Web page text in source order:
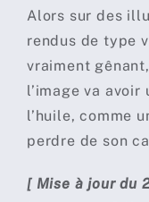
Alors sur des
rendus de type
vraiment
l’image va
l’huile, comme
perdre de son
[ Mise à jour du